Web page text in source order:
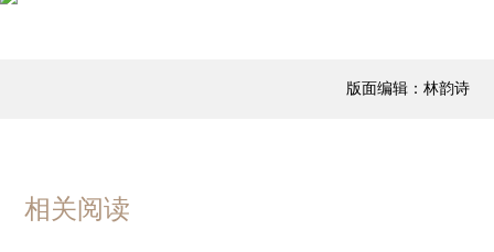
版面编辑：林韵诗
相关阅读